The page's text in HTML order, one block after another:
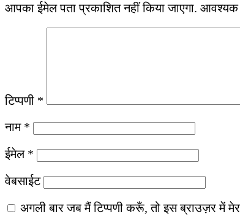
आपका ईमेल पता प्रकाशित नहीं किया जाएगा. आवश्यक
टिप्पणी *
नाम *
ईमेल *
वेबसाईट
अगली बार जब मैं टिप्पणी करूँ, तो इस ब्राउज़र में